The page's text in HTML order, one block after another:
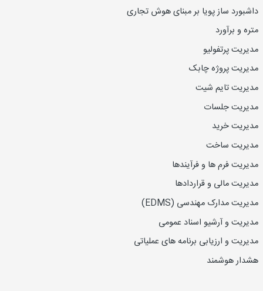
داشبورد ساز پویا بر مبنای هوش تجاری
متره و برآورد
مدیریت پرتفولیو
مدیریت پروژه چابک
مدیریت تایم شیت
مدیریت جلسات
مدیریت خرید
مدیریت ساخت
مدیریت فرم ها و فرآیندها
مدیریت مالی و قراردادها
مدیریت مدارک مهندسی (EDMS)
مدیریت و آرشیو اسناد عمومی
مدیریت و ارزیابی برنامه های عملیاتی
هشدار هوشمند